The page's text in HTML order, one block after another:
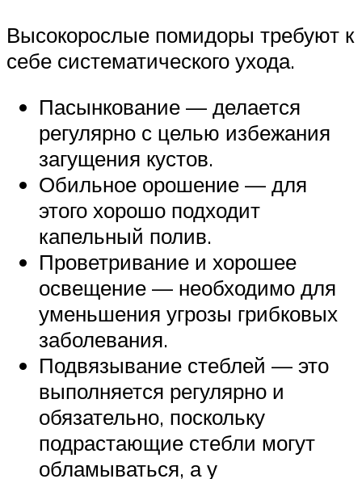
Высокорослые помидоры требуют к
себе систематического ухода.
Пасынкование — делается
регулярно с целью избежания
загущения кустов.
Обильное орошение — для
этого хорошо подходит
капельный полив.
Проветривание и хорошее
освещение — необходимо для
уменьшения угрозы грибковых
заболевания.
Подвязывание стеблей — это
выполняется регулярно и
обязательно, поскольку
подрастающие стебли могут
обламываться, а у